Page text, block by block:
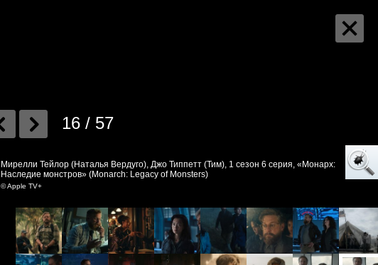
16 / 57
Мирелли Тейлор (Наталья Вердуго), Джо Типпетт (Тим), 1 сезон 6 серия, «Монарх:
Наследие монстров» (Monarch: Legacy of Monsters)
© Apple TV+